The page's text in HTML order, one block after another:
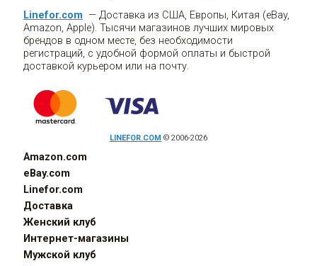
Linefor.com — Доставка из США, Европы, Китая (eBay,
Amazon, Apple). Тысячи магазинов лучших мировых
брендов в одном месте, без необходимости
регистраций, с удобной формой оплаты и быстрой
доставкой курьером или на почту.
LINEFOR.COM © 2006-2026
Amazon.com
eBay.com
Linefor.com
Доставка
Женский клуб
Интернет-магазины
Мужской клуб